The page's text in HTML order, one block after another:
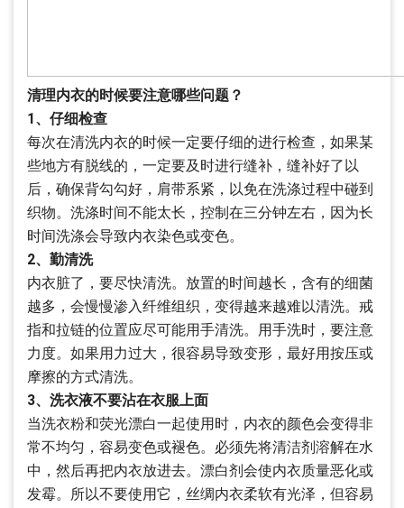
清理内衣的时候要注意哪些问题？
1、仔细检查
每次在清洗内衣的时候一定要仔细的进行检查，如果某
些地方有脱线的，一定要及时进行缝补，缝补好了以
后，确保背勾勾好，肩带系紧，以免在洗涤过程中碰到
织物。洗涤时间不能太长，控制在三分钟左右，因为长
时间洗涤会导致内衣染色或变色。
2、勤清洗
内衣脏了，要尽快清洗。放置的时间越长，含有的细菌
越多，会慢慢渗入纤维组织，变得越来越难以清洗。戒
指和拉链的位置应尽可能用手清洗。用手洗时，要注意
力度。如果用力过大，很容易导致变形，最好用按压或
摩擦的方式清洗。
3、洗衣液不要沾在衣服上面
当洗衣粉和荧光漂白一起使用时，内衣的颜色会变得非
常不均匀，容易变色或褪色。必须先将清洁剂溶解在水
中，然后再把内衣放进去。漂白剂会使内衣质量恶化或
发霉。所以不要使用它，丝绸内衣柔软有光泽，但容易